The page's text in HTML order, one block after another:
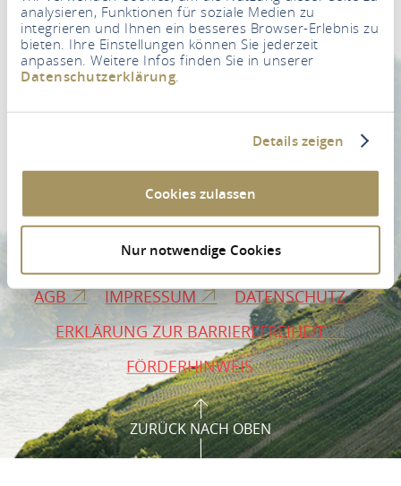
analysieren, Funktionen für soziale Medien zu
integrieren und Ihnen ein besseres Browser-Erlebnis zu
bieten. Ihre Einstellungen können Sie jederzeit
anpassen. Weitere Infos finden Sie in unserer
Datenschutzerklärung
Details zeigen
Cookies zulassen
Nur notwendige Cookies
ZUR NEWSLETTER-ANMELDUNG
PROSPEKTBESTELLUNG
PRESSE
VERMIETERLOGIN
B2B-BEREICH
AGB
IMPRESSUM
DATENSCHUTZ
ERKLÄRUNG ZUR BARRIEREFREIHEIT
FÖRDERHINWEIS
ZURÜCK NACH OBEN